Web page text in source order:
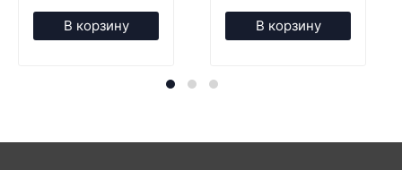
В корзину В корзину